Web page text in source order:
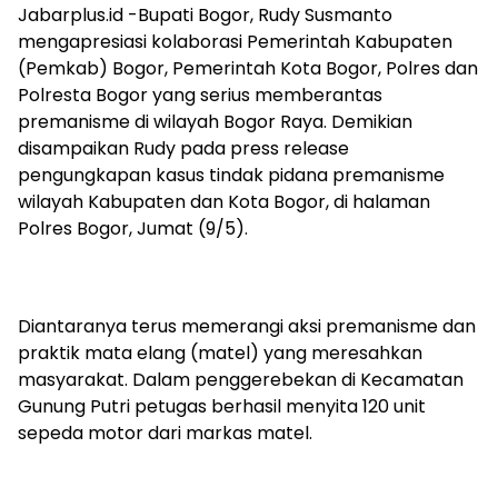
Jabarplus.id -Bupati Bogor, Rudy Susmanto
mengapresiasi kolaborasi Pemerintah Kabupaten
(Pemkab) Bogor, Pemerintah Kota Bogor, Polres dan
Polresta Bogor yang serius memberantas
premanisme di wilayah Bogor Raya. Demikian
disampaikan Rudy pada press release
pengungkapan kasus tindak pidana premanisme
wilayah Kabupaten dan Kota Bogor, di halaman
Polres Bogor, Jumat (9/5).
Diantaranya terus memerangi aksi premanisme dan
praktik mata elang (matel) yang meresahkan
masyarakat. Dalam penggerebekan di Kecamatan
Gunung Putri petugas berhasil menyita 120 unit
sepeda motor dari markas matel.